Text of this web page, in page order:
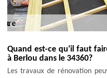
Quand est-ce qu'il faut
à Berlou dans le 34360?
Les travaux de rénovation